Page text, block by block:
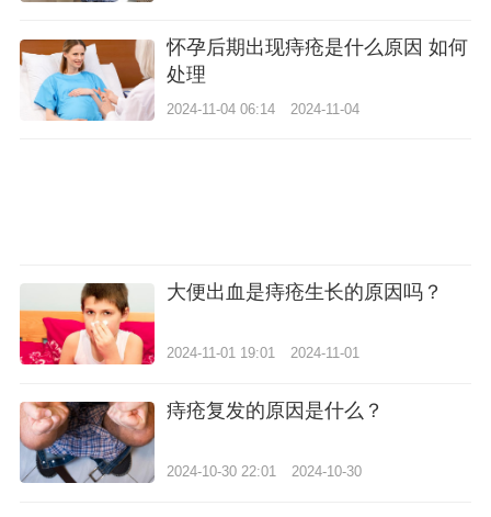
怀孕后期出现痔疮是什么原因 如何
处理
2024-11-04 06:14 2024-11-04
大便出血是痔疮生长的原因吗？
2024-11-01 19:01 2024-11-01
痔疮复发的原因是什么？
2024-10-30 22:01 2024-10-30